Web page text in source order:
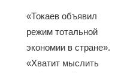
«Токаев объявил
режим тотальной
экономии в стране».
«Хватит мыслить